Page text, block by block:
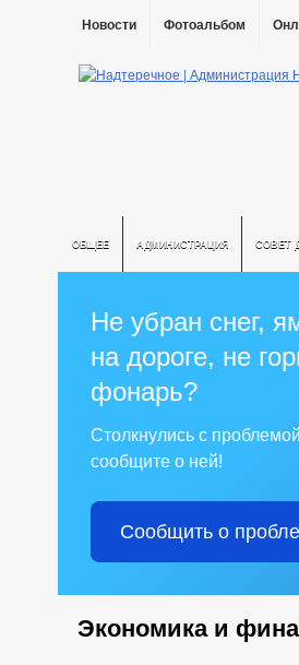
Новости Фотоальбом
ОБЩЕЕ АДМИНИСТРАЦИЯ СОВЕТ
Не убран снег,
на дороге, не
фонарь?
Столкнулись с
сообщите о ней!
Сообщить о
Экономика и